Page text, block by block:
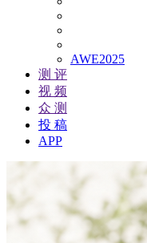
AWE2025
测 评
视 频
众 测
投 稿
APP